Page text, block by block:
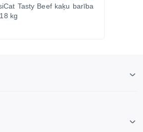
Tasty Beef kaķu barība
kg